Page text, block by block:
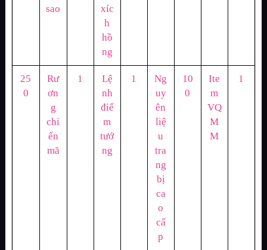
sao
xíc
h
hồ
ng
25
0
Rư
ơn
g
chi
ến
mã
1
Lệ
nh
điể
m
tướ
ng
1
Ng
uy
ên
liệ
u
tra
ng
bị
ca
o
cấ
p
10
0
Ite
m
VQ
M
M
1